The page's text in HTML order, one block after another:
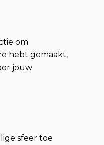
om
hebt gemaakt,
jouw
sfeer toe